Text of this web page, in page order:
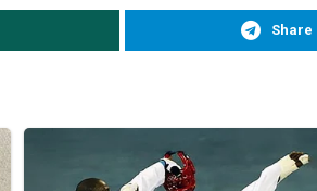
Share